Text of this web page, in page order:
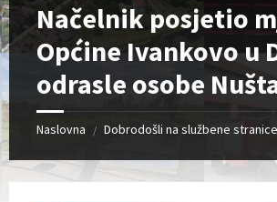
Načelnik posjetio
Općine Ivankovo u
odrasle osobe
Naslovna / Dobrodošli na službene